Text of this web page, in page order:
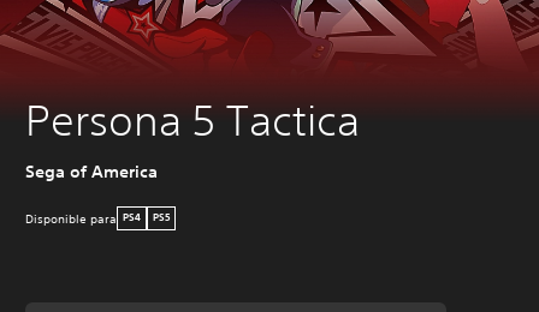
Persona 5 Tactica
Sega of America
Disponible para PS4 PS5